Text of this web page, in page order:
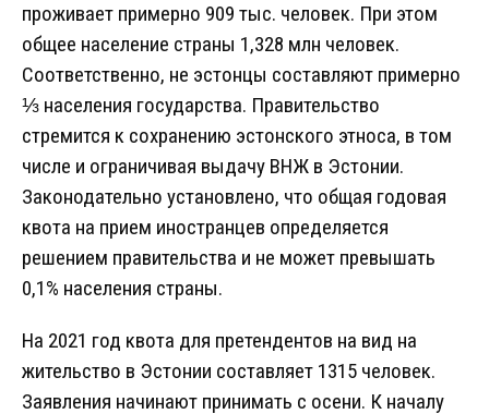
проживает примерно 909 тыс. человек. При этом
общее население страны 1,328 млн человек.
Соответственно, не эстонцы составляют примерно
⅓ населения государства. Правительство
стремится к сохранению эстонского этноса, в том
числе и ограничивая выдачу ВНЖ в Эстонии.
Законодательно установлено, что общая годовая
квота на прием иностранцев определяется
решением правительства и не может превышать
0,1% населения страны.
На 2021 год квота для претендентов на вид на
жительство в Эстонии составляет 1315 человек.
Заявления начинают принимать с осени. К началу